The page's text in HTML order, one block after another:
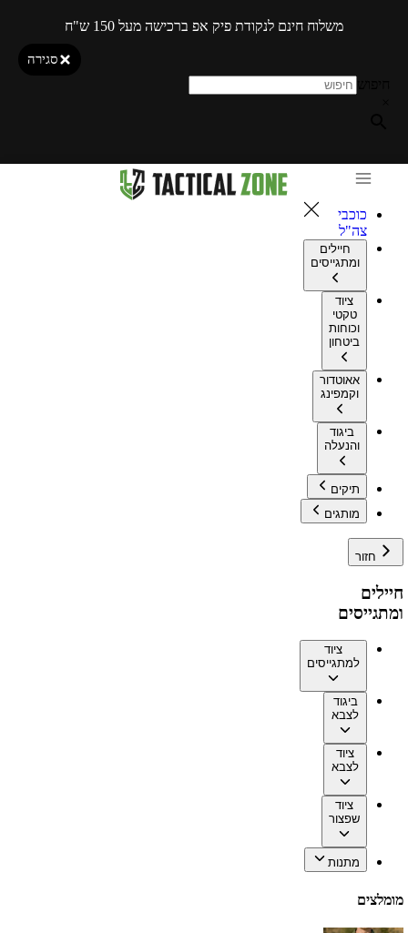
משלוח חינם לנקודת פיק אפ ברכישה מעל 150 ש"ח
סגירה
כוכבי
צה"ל
חיילים
ומתגייסים
ציוד
טקטי
וכוחות
ביטחון
אאוטדור
וקמפינג
ביגוד
והנעלה
תיקים
מותגים
חזור
חיילים
ומתגייסים
ציוד
למתגייסים
ביגוד
לצבא
ציוד
לצבא
ציוד
שפצור
מתנות
מומלצים